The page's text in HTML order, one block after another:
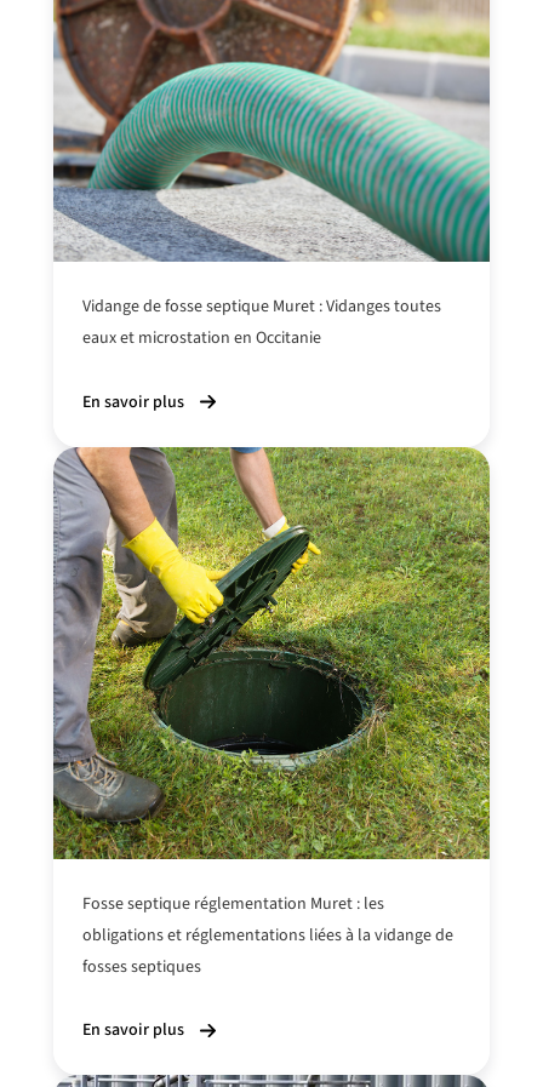
Vidange de fosse septique Muret : Vidanges toutes
eaux et microstation en Occitanie
En savoir plus
Fosse septique réglementation Muret : les
obligations et réglementations liées à la vidangede
fosses septiques
En savoir plus